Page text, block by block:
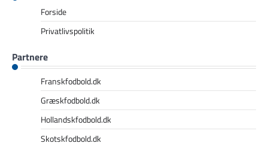
Forside
Privatlivspolitik
Partnere
Franskfodbold.dk
Græskfodbold.dk
Hollandskfodbold.dk
Skotskfodbold.dk